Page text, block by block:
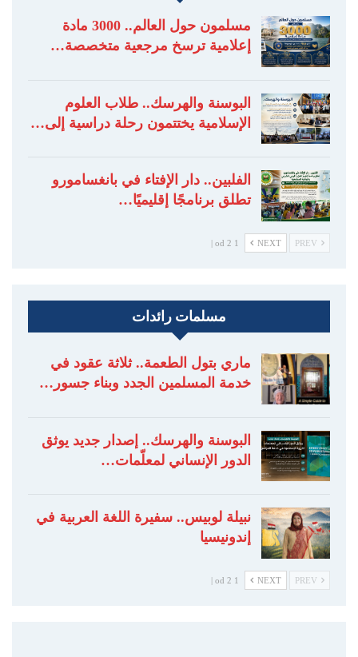
مسلمون حول العالم.. 3000 مادة
إعلامية ترسخ مرجعية متخصصة…
البوسنة والهرسك.. طلاب العلوم
الإسلامية يختتمون رحلة دراسية إلى…
الفلبين.. دار الإفتاء في بانغسامورو
تطلق برنامجًا إقليميًا…
NEXT
1 od 2 |
مسلمات رائدات
ماري بتول الطعمة.. ثلاثة عقود في
خدمة المسلمين الجدد وبناء جسور…
البوسنة والهرسك.. إصدار جديد يوثق
الدور الإنساني لمعلّمات…
نبيلة لوبيس.. سفيرة اللغة العربية في
إندونيسيا
NEXT
1 od 2 |